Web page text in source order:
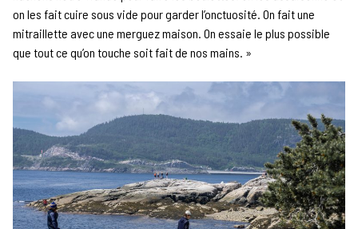
on les fait cuire sous vide pour garder l’onctuosité. On fait une
mitraillette avec une merguez maison. On essaie le plus possible
que tout ce qu’on touche soit fait de nos mains. »